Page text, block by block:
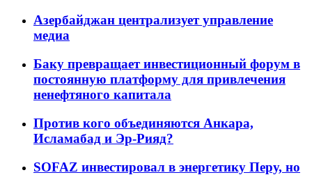
Азербайджан централизует управление
медиа
Баку превращает инвестиционный форум в
постоянную платформу для привлечения
ненефтяного капитала
Против кого объединяются Анкара,
Исламабад и Эр-Рияд?
SOFAZ инвестировал в энергетику Перу, но